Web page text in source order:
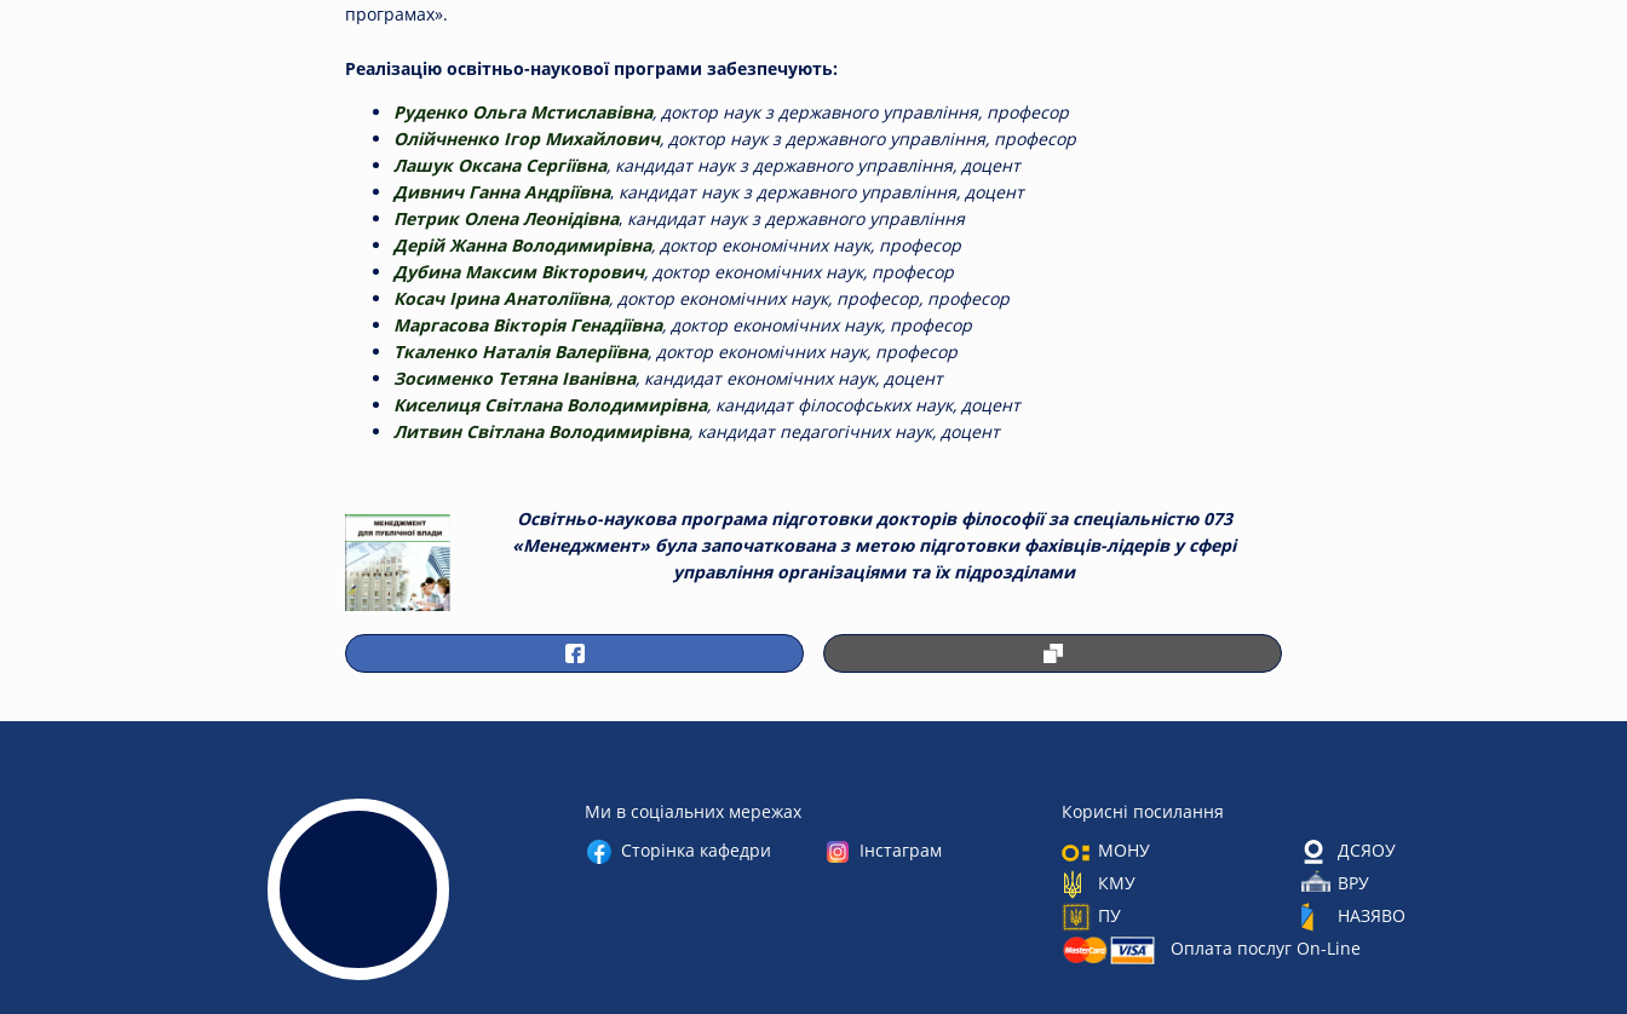
програмах».
Реалізацію освітньо-наукової програми забезпечують:
Руденко Ольга Мстиславівна, доктор наук з державного управління, професор
Олійчненко Ігор Михайлович, доктор наук з державного управління, професор
Лашук Оксана Сергіївна, кандидат наук з державного управління, доцент
Дивнич Ганна Андріївна, кандидат наук з державного управління, доцент
Петрик Олена Леонідівна, кандидат наук з державного управління
Дерій Жанна Володимирівна, доктор економічних наук, професор
Дубина Максим Вікторович, доктор економічних наук, професор
Косач Ірина Анатоліївна, доктор економічних наук, професор, професор
Маргасова Вікторія Генадіївна, доктор економічних наук, професор
Ткаленко Наталія Валеріївна, доктор економічних наук, професор
Зосименко Тетяна Іванівна, кандидат економічних наук, доцент
Киселиця Світлана Володимирівна, кандидат філософських наук, доцент
Литвин Світлана Володимирівна, кандидат педагогічних наук, доцент
Освітньо-наукова програма підготовки докторів філософії за спеціальністю 073
«Менеджмент» була започаткована з метою підготовки фахівців-лідерів у сфері
управління організаціями та їх підрозділами
Ми в соціальних мережах
Сторінка кафедри
Інстаграм
Корисні посилання
МОНУ
ДСЯОУ
КМУ
ВРУ
ПУ
НАЗЯВО
Оплата послуг On-Line